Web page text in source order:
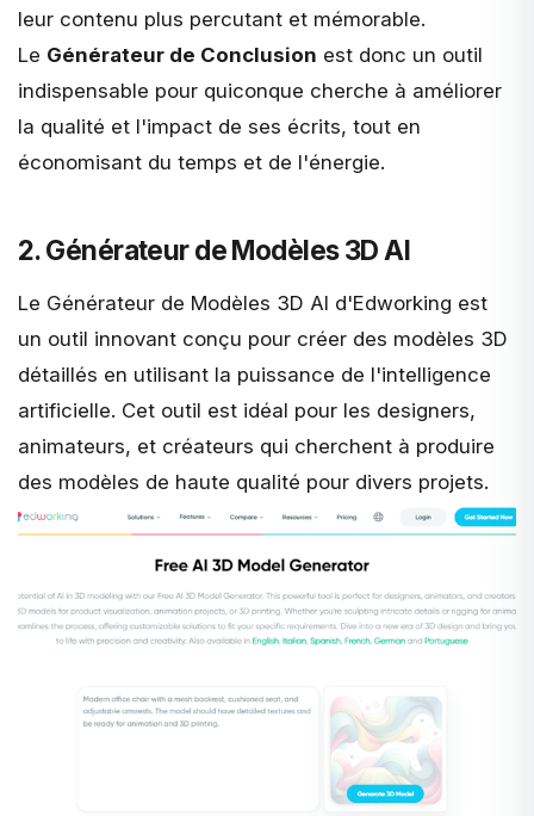
leur contenu plus percutant et mémorable.
Le Générateur de Conclusion est donc un outil
indispensable pour quiconque cherche à améliorer
la qualité et l'impact de ses écrits, tout en
économisant du temps et de l'énergie.
2. Générateur de Modèles 3D AI
Le Générateur de Modèles 3D AI d'Edworking est
un outil innovant conçu pour créer des modèles 3D
détaillés en utilisant la puissance de l'intelligence
artificielle. Cet outil est idéal pour les designers,
animateurs, et créateurs qui cherchent à produire
des modèles de haute qualité pour divers projets.